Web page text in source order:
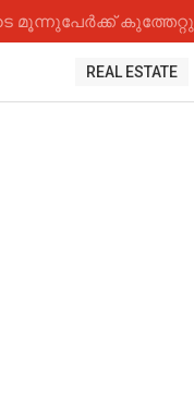
മൂന്നുപേർക്ക് കുത്തേറ്റു
REAL ESTATE